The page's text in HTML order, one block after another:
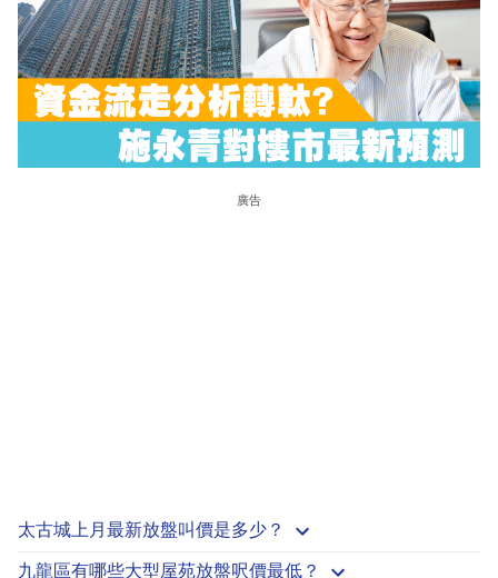
廣告
太古城上月最新放盤叫價是多少？
九龍區有哪些大型屋苑放盤呎價最低？